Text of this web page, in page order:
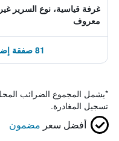
غرفة قياسية، نوع السرير غير
معروف
81 صفقة إضافية ابتداءً من 184 ﷼
*يشمل المجموع الضرائب
تسجيل المغادرة.
أفضل سعر مضمون